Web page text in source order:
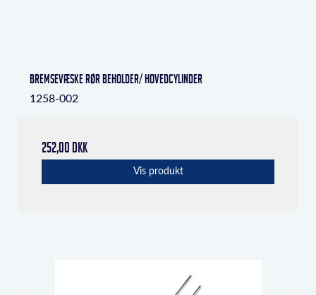
Bremsevæske rør beholder/ hovedcylinder
1258-002
252,00 DKK
Vis produkt